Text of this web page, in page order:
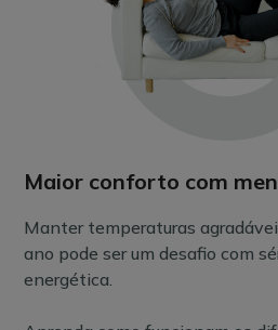
Maior conforto com
Manter temperaturas
ano pode ser um desafio com
energética.